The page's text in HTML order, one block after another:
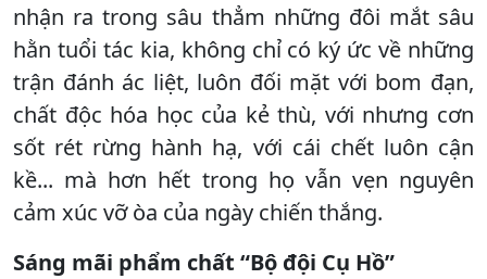
nhận ra trong sâu thẳm những đôi mắt sâu
hằn tuổi tác kia, không chỉ có ký ức về những
trận đánh ác liệt, luôn đối mặt với bom đạn,
chất độc hóa học của kẻ thù, với nhưng cơn
sốt rét rừng hành hạ, với cái chết luôn cận
kề... mà hơn hết trong họ vẫn vẹn nguyên
cảm xúc vỡ òa của ngày chiến thắng.
Sáng mãi phẩm chất “Bộ đội Cụ Hồ”